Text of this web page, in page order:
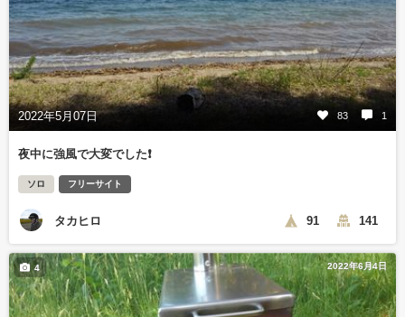
2022年5月07日 83 1
夜中に強風で大変でした❗
ソロ フリーサイト
タカヒロ 91 141
2022年6月4日
4